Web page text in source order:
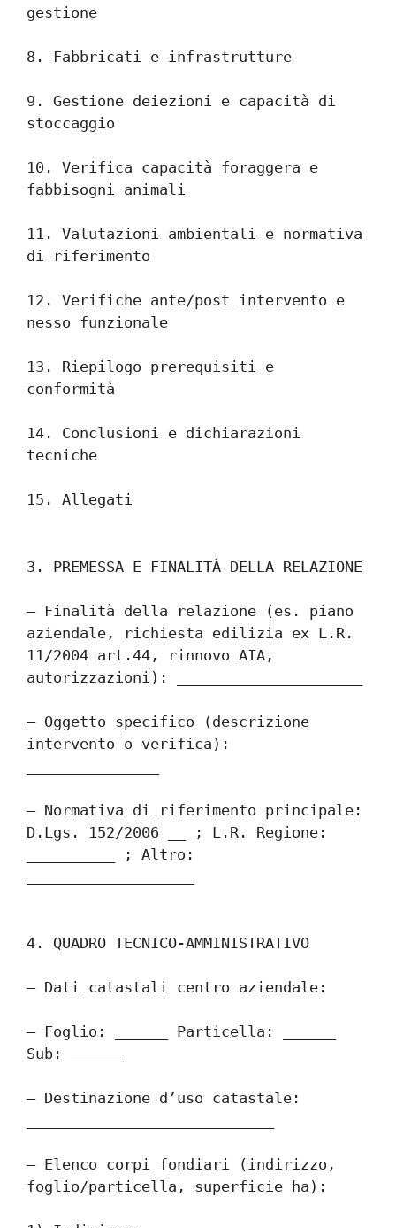
gestione
8. Fabbricati e infrastrutture
9. Gestione deiezioni e capacità di
stoccaggio
10. Verifica capacità foraggera e
fabbisogni animali
11. Valutazioni ambientali e normativa
di riferimento
12. Verifiche ante/post intervento e
nesso funzionale
13. Riepilogo prerequisiti e
conformità
14. Conclusioni e dichiarazioni
tecniche
15. Allegati
3. PREMESSA E FINALITÀ DELLA RELAZIONE
– Finalità della relazione (es. piano
aziendale, richiesta edilizia ex L.R.
11/2004 art.44, rinnovo AIA,
autorizzazioni): _____________________
– Oggetto specifico (descrizione
intervento o verifica):
– Normativa di riferimento principale:
D.Lgs. 152/2006 __ ; L.R. Regione:
__________ ; Altro:
4. QUADRO TECNICO-AMMINISTRATIVO
– Dati catastali centro aziendale:
– Foglio: ______ Particella: ______
Sub: ______
– Destinazione d’uso catastale:
– Elenco corpi fondiari (indirizzo,
foglio/particella, superficie ha):